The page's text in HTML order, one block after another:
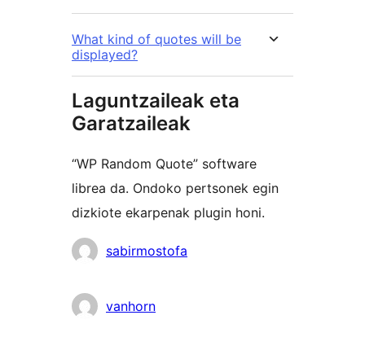
What kind of quotes will be
displayed?
Laguntzaileak eta
Garatzaileak
“WP Random Quote” software
librea da. Ondoko pertsonek egin
dizkiote ekarpenak plugin honi.
Laguntzaileak
sabirmostofa
vanhorn